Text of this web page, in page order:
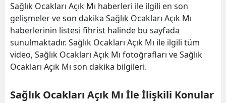
Sağlık Ocakları Açık Mı haberleri ile ilgili en son
gelişmeler ve son dakika Sağlık Ocakları Açık Mı
haberlerinin listesi fihrist halinde bu sayfada
sunulmaktadır. Sağlık Ocakları Açık Mı ile ilgili tüm
video, Sağlık Ocakları Açık Mı fotoğrafları ve Sağlık
Ocakları Açık Mı son dakika bilgileri.
Sağlık Ocakları Açık Mı İle İlişkili Konular